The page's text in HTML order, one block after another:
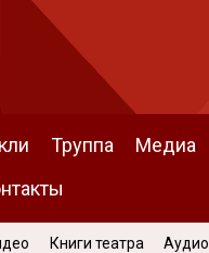
Труппа Медиа
Книги театра Аудио